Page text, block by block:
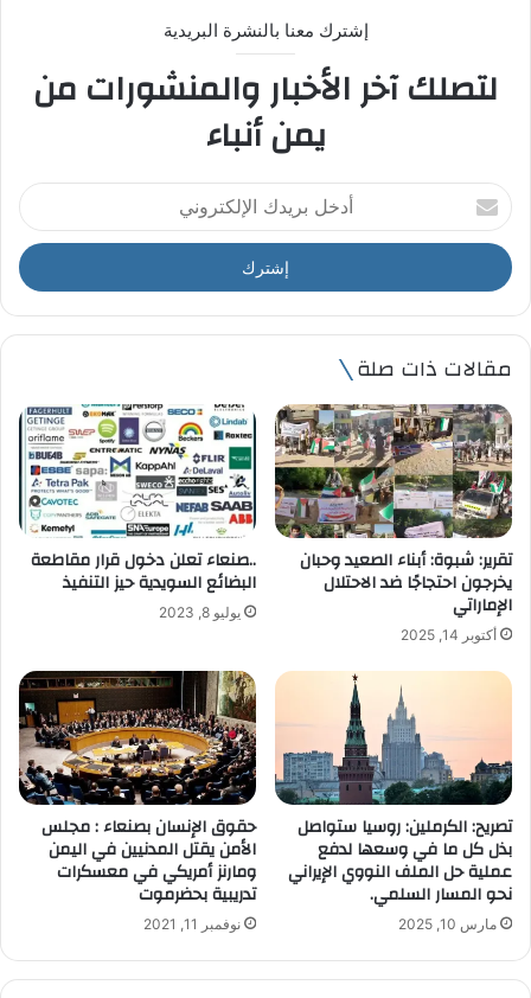
إشترك معنا بالنشرة البريدية
لتصلك آخر الأخبار والمنشورات من
يمن أنباء
أ
د
خ
ل
ر
د
ا
ل
إ
ل
ك
ر
و
ي
مقالات ذات صلة
تقرير: شبوة: أبناء الصعيد وحبان
يخرجون احتجاجًا ضد الاحتلال
الإماراتي
أكتوبر 14, 2025
..صنعاء تعلن دخول قرار مقاطعة
البضائع السويدية حيز التنفيذ
يوليو 8, 2023
تصريح: الكرملين: روسيا ستواصل
بذل كل ما في وسعها لدفع
عملية حل الملف النووي الإيراني
نحو المسار السلمي.
مارس 10, 2025
حقوق الإنسان بصنعاء : مجلس
الأمن يقتل المدنيين في اليمن
ومارنز أمريكي في معسكرات
تدريبية بحضرموت
نوفمبر 11, 2021